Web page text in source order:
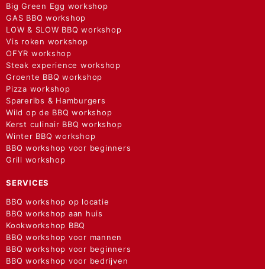
Big Green Egg workshop
GAS BBQ workshop
LOW & SLOW BBQ workshop
Vis roken workshop
OFYR workshop
Steak experience workshop
Groente BBQ workshop
Pizza workshop
Spareribs & Hamburgers
Wild op de BBQ workshop
Kerst culinair BBQ workshop
Winter BBQ workshop
BBQ workshop voor beginners
Grill workshop
SERVICES
BBQ workshop op locatie
BBQ workshop aan huis
Kookworkshop BBQ
BBQ workshop voor mannen
BBQ workshop voor beginners
BBQ workshop voor bedrijven